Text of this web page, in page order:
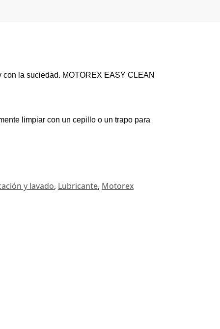
la suciedad. MOTOREX EASY CLEAN
limpiar con un cepillo o un trapo para
y lavado, Lubricante, Motorex